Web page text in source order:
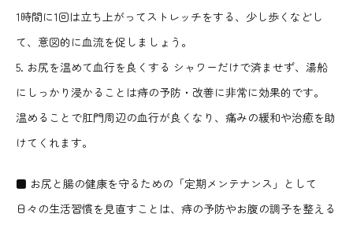
1時間に1回は立ち上がってストレッチをする、少し歩くなどし
て、意図的に血流を促しましょう。
5. お尻を温めて血行を良くする シャワーだけで済ませず、湯船
にしっかり浸かることは痔の予防・改善に非常に効果的です。
温めることで肛門周辺の血行が良くなり、痛みの緩和や治癒を助
けてくれます。
■ お尻と腸の健康を守るための「定期メンテナンス」として
日々の生活習慣を見直すことは、痔の予防やお腹の調子を整える